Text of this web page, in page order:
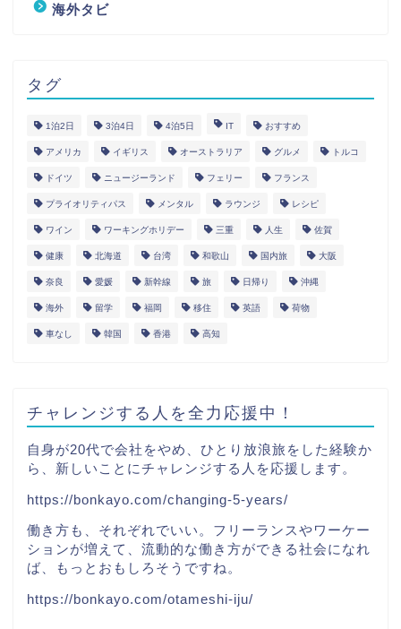
海外タビ
タグ
1泊2日 3泊4日 4泊5日 IT おすすめ
アメリカ イギリス オーストラリア グルメ トルコ
ドイツ ニュージーランド フェリー フランス
プライオリティパス メンタル ラウンジ レシピ
ワイン ワーキングホリデー 三重 人生 佐賀
健康 北海道 台湾 和歌山 国内旅 大阪
奈良 愛媛 新幹線 旅 日帰り 沖縄
海外 留学 福岡 移住 英語 荷物
車なし 韓国 香港 高知
チャレンジする人を全力応援中！
自身が20代で会社をやめ、ひとり放浪旅をした経験か
ら、新しいことにチャレンジする人を応援します。
https://bonkayo.com/changing-5-years/
働き方も、それぞれでいい。フリーランスやワーケー
ションが増えて、流動的な働き方ができる社会になれ
ば、もっとおもしろそうですね。
https://bonkayo.com/otameshi-iju/